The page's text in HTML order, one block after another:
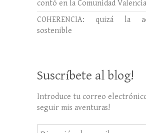
contó en la Comunidad
COHERENCIA: quizá la
sostenible
Suscríbete al blog!
Introduce tu correo
seguir mis aventuras!
Dirección